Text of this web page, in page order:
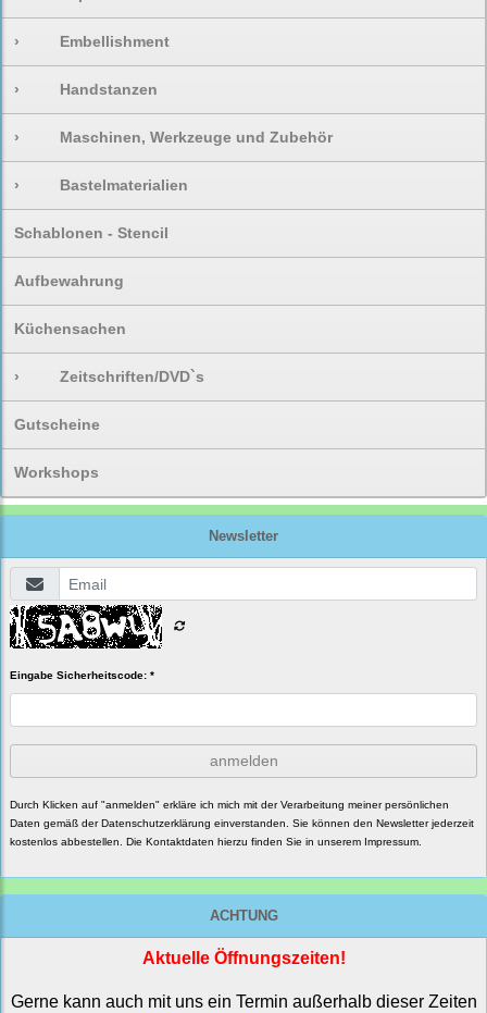
› Embellishment
› Handstanzen
› Maschinen, Werkzeuge und Zubehör
› Bastelmaterialien
Schablonen - Stencil
Aufbewahrung
Küchensachen
› Zeitschriften/DVD`s
Gutscheine
Workshops
Newsletter
Eingabe Sicherheitscode: *
anmelden
Durch Klicken auf "anmelden" erkläre ich mich mit der Verarbeitung meiner persönlichen
Daten gemäß der Datenschutzerklärung einverstanden. Sie können den Newsletter jederzeit
kostenlos abbestellen. Die Kontaktdaten hierzu finden Sie in unserem Impressum.
ACHTUNG
Aktuelle Öffnungszeiten!
Gerne kann auch mit uns ein Termin außerhalb dieser Zeiten